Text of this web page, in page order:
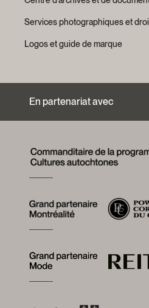
Services photographiques et
Logos et guide de marque
En partenariat avec